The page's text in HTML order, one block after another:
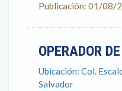
Publicación: 01/08/
OPERADOR
Ubicación: Col.
Salvador